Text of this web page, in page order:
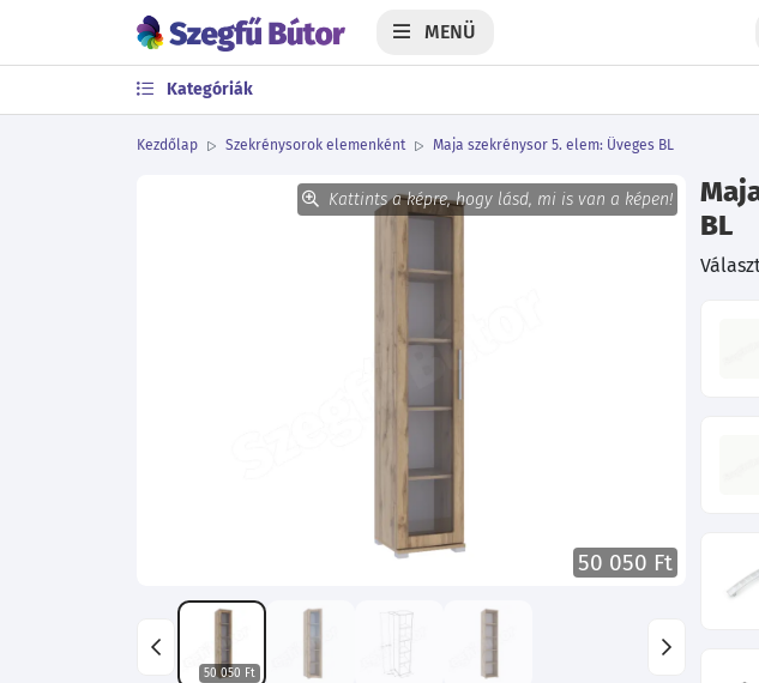
MENÜ
Kategóriák
Kezdőlap Szekrénysorok elemenként Maja szekrénysor 5. elem: Üveges BL
Kattints a képre, hogy lásd, mi is van a képen!
50 050 Ft
50 050 Ft
BL